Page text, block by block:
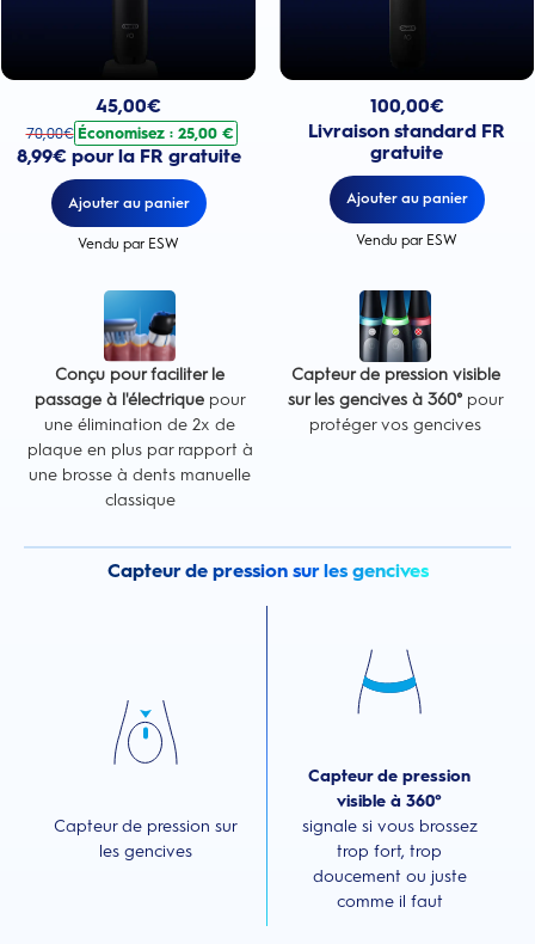
45,00€
70,00€ Économisez : 25,00 €
8,99€ pour la FR gratuite
Ajouter au panier
Vendu par ESW
100,00€
Livraison standard FR
gratuite
Ajouter au panier
Vendu par ESW
Conçu pour faciliter le
passage à l'électriquepour
une élimination de 2x de
plaque en plus par rapport à
une brosse à dents manuelle
classique
Capteur de pression visible
sur les gencives à 360°pour
protéger vos gencives
Capteur de pression sur les gencives
Capteur de pression sur
les gencives
Capteur de pression
visible à 360°
signale si vous brossez
trop fort, trop
doucement ou juste
comme il faut